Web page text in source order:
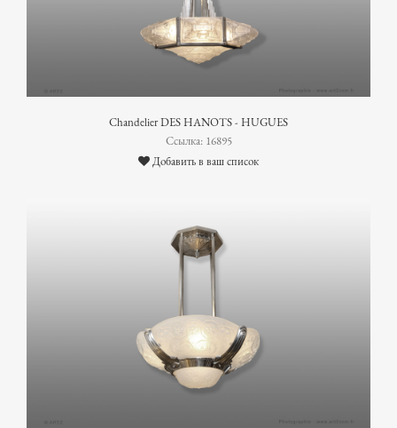
Chandelier DES HANOTS - HUGUES
Ссылка: 16895
Добавить в ваш список